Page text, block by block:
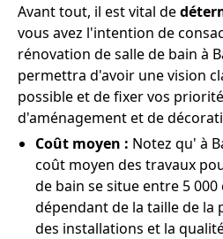
Avant tout, il est vital de
vous avez l'intention de
rénovation de salle de bain à
permettra d'avoir une vision
possible et de fixer vos
d'aménagement et de
Coût moyen : Notez qu' à
coût moyen des travaux
de bain se situe entre 5 000
dépendant de la taille de la
des installations et la